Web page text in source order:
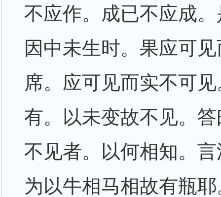
不应作。成已不应成
因中未生时。果应可
席。应可见而实不可
有。以未变故不见。
不见者。以何相知。
为以牛相马相故有瓶